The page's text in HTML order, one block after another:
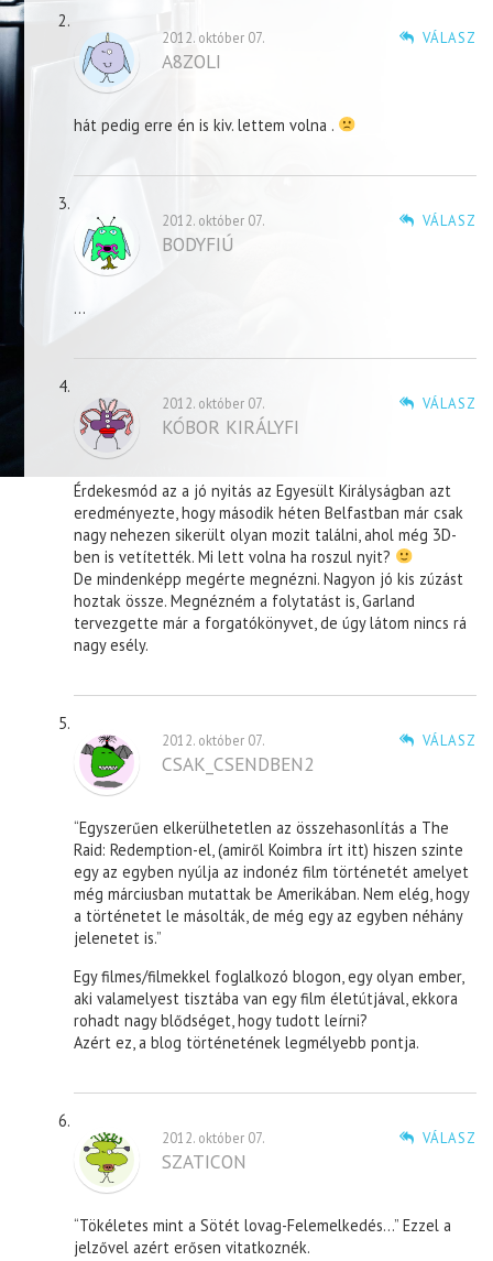
VÁLASZ
2012. október 07.
A8ZOLI
hát pedig erre én is kiv. lettem volna .
VÁLASZ
2012. október 07.
BODYFIÚ
…
VÁLASZ
2012. október 07.
KÓBOR KIRÁLYFI
Érdekesmód az a jó nyitás az Egyesült Királyságban azt
eredményezte, hogy második héten Belfastban már csak
nagy nehezen sikerült olyan mozit találni, ahol még 3D-
ben is vetítették. Mi lett volna ha roszul nyit?
De mindenképp megérte megnézni. Nagyon jó kis zúzást
hoztak össze. Megnézném a folytatást is, Garland
tervezgette már a forgatókönyvet, de úgy látom nincs rá
nagy esély.
VÁLASZ
2012. október 07.
CSAK_CSENDBEN2
“Egyszerűen elkerülhetetlen az összehasonlítás a The
Raid: Redemption-el, (amiről Koimbra írt itt) hiszen szinte
egy az egyben nyúlja az indonéz film történetét amelyet
még márciusban mutattak be Amerikában. Nem elég, hogy
a történetet le másolták, de még egy az egyben néhány
jelenetet is.”
Egy filmes/filmekkel foglalkozó blogon, egy olyan ember,
aki valamelyest tisztába van egy film életútjával, ekkora
rohadt nagy blődséget, hogy tudott leírni?
Azért ez, a blog történetének legmélyebb pontja.
VÁLASZ
2012. október 07.
SZATICON
“Tökéletes mint a Sötét lovag-Felemelkedés…” Ezzel a
jelzővel azért erősen vitatkoznék.